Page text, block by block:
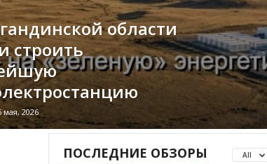
области
строить
мая, 2026
ПОСЛЕДНИЕ ОБЗОРЫ All